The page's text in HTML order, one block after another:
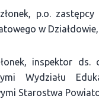
p.o.
w Działdowie,
inspektor
Wydziału
Starostwa